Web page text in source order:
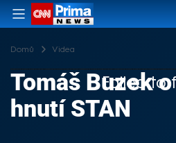
Domů Videa
Failed to
Tomáš Buzek
hnutí STAN